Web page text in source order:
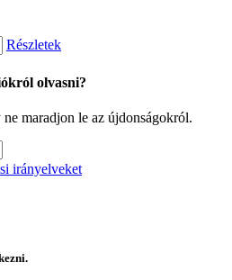
Részletek
olvasni?
maradjon le az újdonságokról.
irányelveket